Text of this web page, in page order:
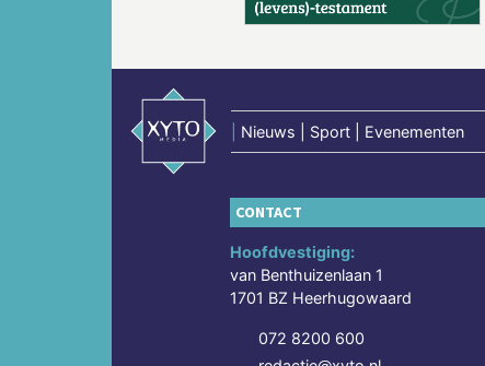
Nieuws | Sport | Evenementen
CONTACT
Hoofdvestiging:
van Benthuizenlaan 1
1701 BZ Heerhugowaard
072 8200 600